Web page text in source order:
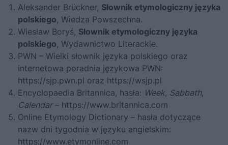
Aleksander Brückner, Słownik etymologiczny języka
polskiego, Wiedza Powszechna.
Wiesław Boryś, Słownik etymologiczny języka
polskiego, Wydawnictwo Literackie.
PWN – Wielki słownik języka polskiego oraz
internetowa poradnia językowa PWN:
https://sjp.pwn.pl oraz https://wsjp.pl
Encyclopaedia Britannica, hasła: Week, Sabbath,
Calendar– https://www.britannica.com
Online Etymology Dictionary – hasła dotyczące
nazw dni tygodnia w języku angielskim:
https://www.etymonline.com